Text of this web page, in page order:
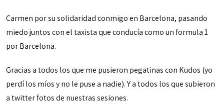
Carmen por su solidaridad conmigo en Barcelona, pasando
miedo juntos con el taxista que conducía como un formula 1
por Barcelona.
Gracias a todos los que me pusieron pegatinas con Kudos (yo
perdí los míos y no le puse a nadie). Y a todos los que subieron
a twitter fotos de nuestras sesiones.